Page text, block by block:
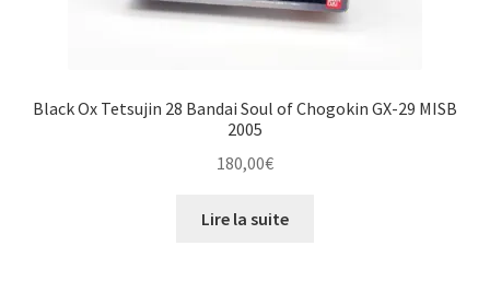
Black Ox Tetsujin 28 Bandai Soul of Chogokin GX-29 MISB
2005
180,00€
Lire la suite